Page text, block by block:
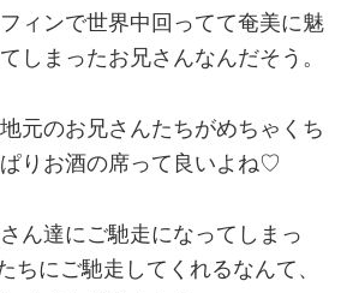
ィンで世界中回ってて奄美に魅
しまったお兄さんなんだそう。
元のお兄さんたちがめちゃくち
りお酒の席って良いよね♡
ん達にご馳走になってしまっ
ちにご馳走してくれるなんて、